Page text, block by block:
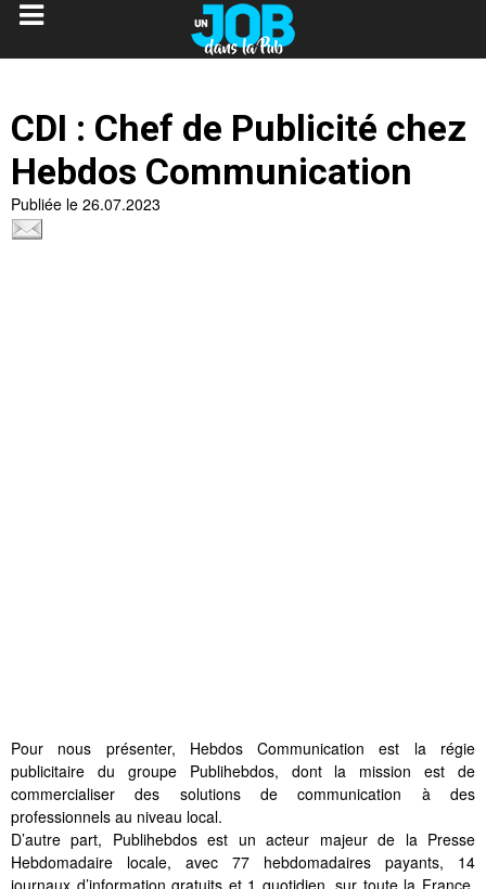
CDI : Chef de Publicité chez
Hebdos Communication
Publiée le 26.07.2023
Pour nous présenter, Hebdos Communication est la régie
publicitaire du groupe Publihebdos, dont la mission est de
commercialiser des solutions de communication à des
professionnels au niveau local.
D’autre part, Publihebdos est un acteur majeur de la Presse
Hebdomadaire locale, avec 77 hebdomadaires payants, 14
journaux d’information gratuits et 1 quotidien, sur toute la France.